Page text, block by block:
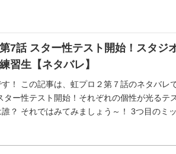
7話 スター性テスト開始！スタジ
習生【ネタバレ】
！ この記事は、虹プロ２第７話のネタバレ
ター性テスト開始！それぞれの個性が光るテ
？ それではみてみましょう～！ 3つ目のミッ